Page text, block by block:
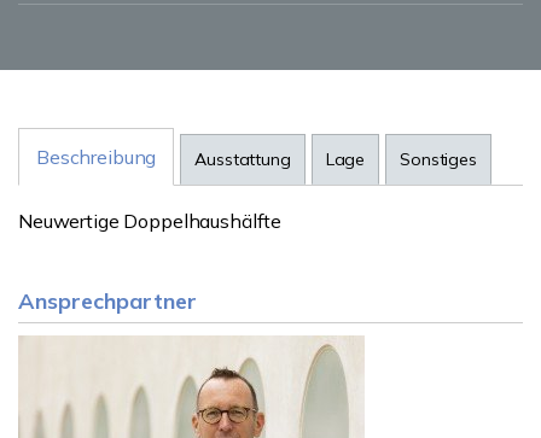
Beschreibung Ausstattung Lage Sonstiges
Neuwertige Doppelhaushälfte
Ansprechpartner